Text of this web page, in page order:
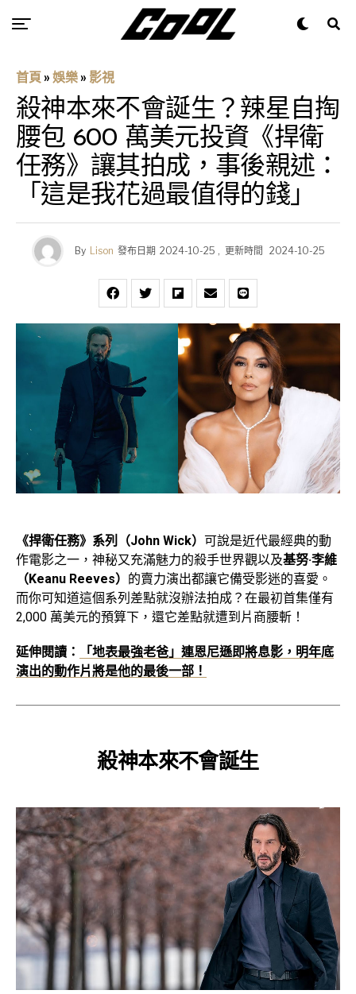
首頁 » 娛樂 » 影視
殺神本來不會誕生？辣星自掏
腰包 600 萬美元投資《捍衛
任務》讓其拍成，事後親述：
「這是我花過最值得的錢」
By Lison 發布日期 2024-10-25 , 更新時間 2024-10-25
《捍衛任務》系列（John Wick） 可說是近代最經典的動
作電影之一，神秘又充滿魅力的殺手世界觀以及基努·李維
（Keanu Reeves） 的賣力演出都讓它備受影迷的喜愛。
而你可知道這個系列差點就沒辦法拍成？在最初首集僅有
2,000 萬美元的預算下，還它差點就遭到片商腰斬！
延伸閱讀：
「地表最強老爸」連恩尼遜即將息影，明年底
演出的動作片將是他的最後一部！
殺神本來不會誕生